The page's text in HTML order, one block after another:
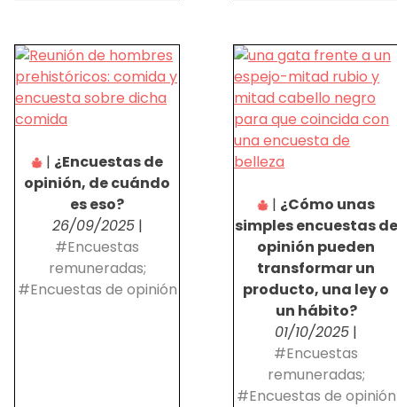
| ¿Encuestas de
opinión, de cuándo
es eso?
26/09/2025|
#Encuestas
remuneradas;
#Encuestas de opinión
| ¿Cómo unas
simples encuestas de
opinión pueden
transformar un
producto, una ley o
un hábito?
01/10/2025 |
#Encuestas
remuneradas;
#Encuestas de opinión